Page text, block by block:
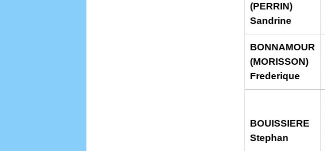
(PERRIN)
Sandrine
BONNAMOUR
(MORISSON)
Frederique
BOUISSIERE
Stephan